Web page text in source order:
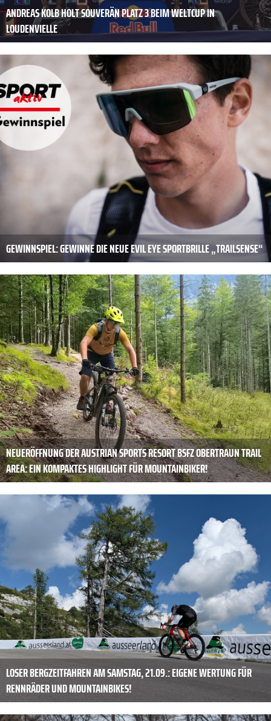
ANDREAS KOLB HOLT SOUVERÄN PLATZ 3 BEIM WELTCUP IN
LOUDENVIELLE
GEWINNSPIEL: GEWINNE DIE NEUE EVIL EYE SPORTBRILLE „TRAILSENSE“
NEUERÖFFNUNG DER AUSTRIAN SPORTS RESORT BSFZ OBERTRAUN TRAIL
AREA: EIN KOMPAKTES HIGHLIGHT FÜR MOUNTAINBIKER!
LOSER BERGZEITFAHREN AM SAMSTAG, 21.09.: EIGENE WERTUNG FÜR
RENNRÄDER UND MOUNTAINBIKES!